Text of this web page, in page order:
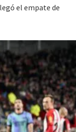
el empate de